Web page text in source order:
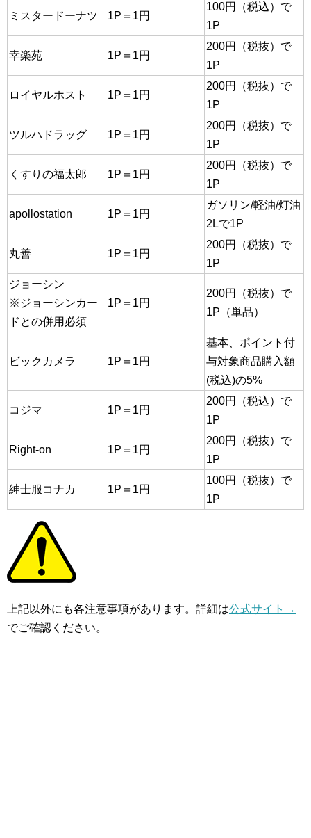
ミスタードーナツ 1P＝1円
100円（税込）で
1P
幸楽苑 1P＝1円
200円（税抜）で
1P
ロイヤルホスト 1P＝1円
200円（税抜）で
1P
ツルハドラッグ 1P＝1円
200円（税抜）で
1P
くすりの福太郎 1P＝1円
200円（税抜）で
1P
apollostation 1P＝1円
ガソリン/軽油/灯油
2Lで1P
丸善 1P＝1円
200円（税抜）で
1P
ジョーシン
※ジョーシンカー
ドとの併用必須
1P＝1円
200円（税抜）で
1P（単品）
ビックカメラ 1P＝1円
基本、ポイント付
与対象商品購入額
(税込)の5%
コジマ 1P＝1円
200円（税込）で
1P
Right-on 1P＝1円
200円（税抜）で
1P
紳士服コナカ 1P＝1円
100円（税抜）で
1P
上記以外にも各注意事項があります。詳細は公式サイト→
でご確認ください。